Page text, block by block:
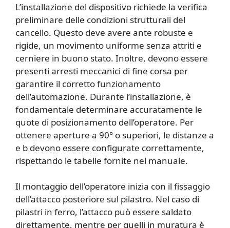
L’installazione del dispositivo richiede la verifica
preliminare delle condizioni strutturali del
cancello. Questo deve avere ante robuste e
rigide, un movimento uniforme senza attriti e
cerniere in buono stato. Inoltre, devono essere
presenti arresti meccanici di fine corsa per
garantire il corretto funzionamento
dell’automazione. Durante l’installazione, è
fondamentale determinare accuratamente le
quote di posizionamento dell’operatore. Per
ottenere aperture a 90° o superiori, le distanze a
e b devono essere configurate correttamente,
rispettando le tabelle fornite nel manuale.
Il montaggio dell’operatore inizia con il fissaggio
dell’attacco posteriore sul pilastro. Nel caso di
pilastri in ferro, l’attacco può essere saldato
direttamente, mentre per quelli in muratura è